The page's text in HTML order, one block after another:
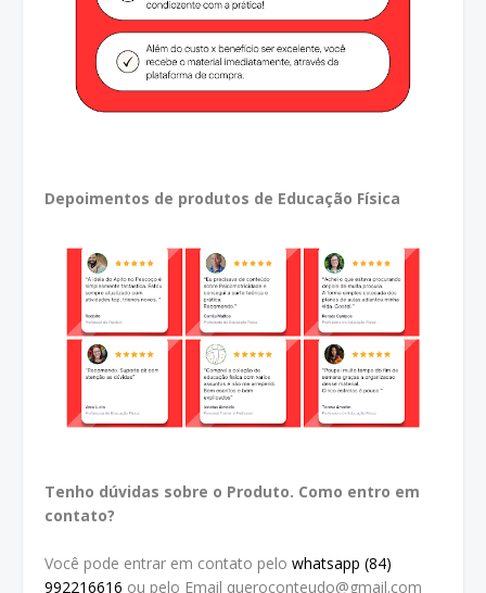
Depoimentos de produtos de Educação Física
Tenho dúvidas sobre o Produto. Como entro em
contato?
Você pode entrar em contato pelo whatsapp (84)
992216616 ou pelo Email queroconteudo@gmail.com